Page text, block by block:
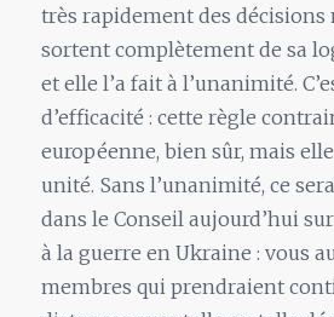
très rapidement des décisions
sortent complètement de sa
et elle l’a fait à l’unanimité.
d’efficacité : cette règle
européenne, bien sûr, mais
unité. Sans l’unanimité, ce
dans le Conseil aujourd’hui sur
à la guerre en Ukraine : vous
membres qui prendraient